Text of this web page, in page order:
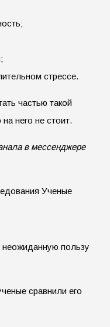
стрессе.
частью такой
него не стоит.
в мессенджере
Ученые
пользу
сравнили его